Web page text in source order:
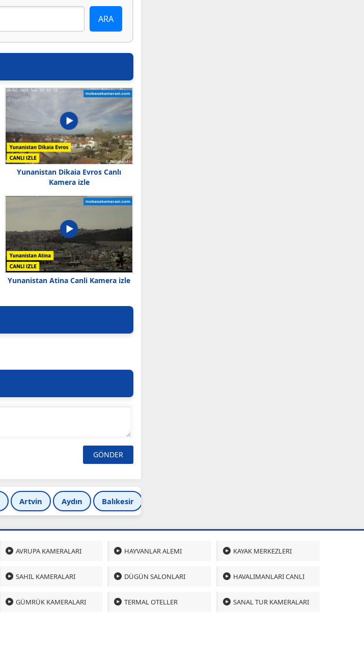
Yunanistan Dikaia Evros Canlı
Kamera izle
Yunanistan Atina Canli Kamera izle
Artvin Aydın Balıkesir
AVRUPA KAMERALARI HAYVANLAR ALEMI KAYAK MERKEZLERI
SAHIL KAMERALARI DÜGÜN SALONLARI HAVALIMANLARI CANLI
GÜMRÜK KAMERALARI TERMAL OTELLER SANAL TUR KAMERALARI